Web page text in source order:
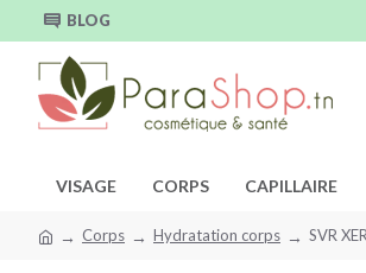
BLOG
VISAGE CORPS CAPILLAIRE
Corps Hydratation corps SVR